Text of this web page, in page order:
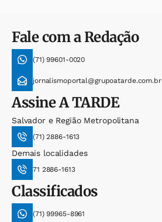
Fale com a Redação
(71) 99601-0020
jornalismoportal@grupoatarde.com.br
AssineA TARDE
Salvador e Região Metropolitana
(71) 2886-1613
Demais localidades
71 2886-1613
Classificados
(71) 99965-8961